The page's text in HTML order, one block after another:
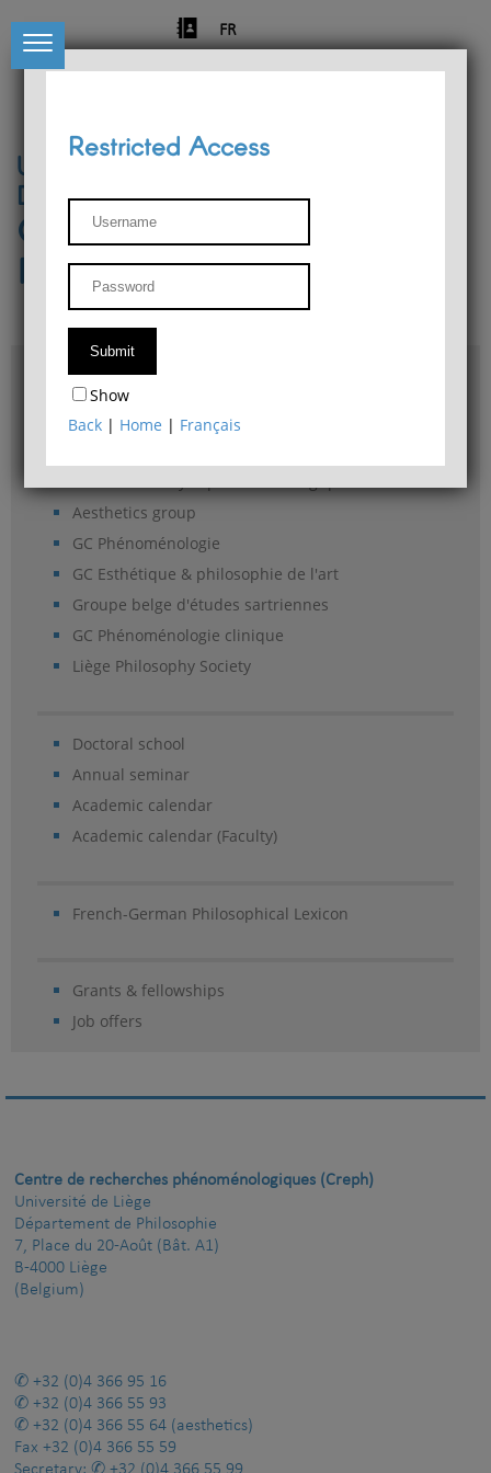
FR
University of Liège
Départment of Philosophy
Center for Phenomenological
Research
Access & maps
Philosophy Department Library
Aesthetics group
GC Phénoménologie
GC Esthétique & philosophie de l'art
Groupe belge d'études sartriennes
GC Phénoménologie clinique
Liège Philosophy Society
Doctoral school
Annual seminar
Academic calendar
Academic calendar (Faculty)
French-German Philosophical Lexicon
Grants & fellowships
Job offers
Restricted Access
Show
Back | Home | Français
Centre de recherches phénoménologiques (Creph)
Université de Liège
Département de Philosophie
7, Place du 20-Août (Bât. A1)
B-4000 Liège
(Belgium)
+32 (0)4 366 95 16
+32 (0)4 366 55 93
+32 (0)4 366 55 64 (aesthetics)
Fax +32 (0)4 366 55 59